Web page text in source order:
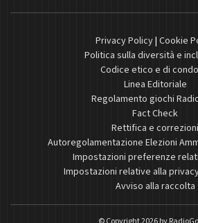
Privacy Policy| Cookie
Politica sulla diversità e
Codice etico e di
Linea Editoriale
Regolamento giochi
Fact Check
Rettifica e correzioni
Autoregolamentazione Elezioni
Impostazioni preferenze
Impostazioni relative alla
Avviso alla raccolta